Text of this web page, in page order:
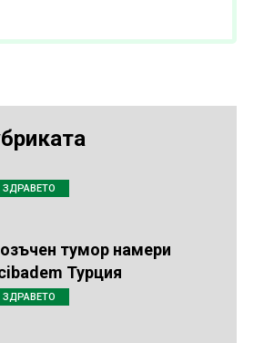
ЗДРАВЕТО
тумор намери
Турция
ЗДРАВЕТО